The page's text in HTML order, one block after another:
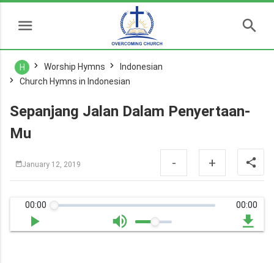
H Worship Hymns
Indonesian
Church Hymns in Indonesian
Sepanjang Jalan Dalam Penyertaan-
Mu
January 12, 2019 - +
00:00 00:00